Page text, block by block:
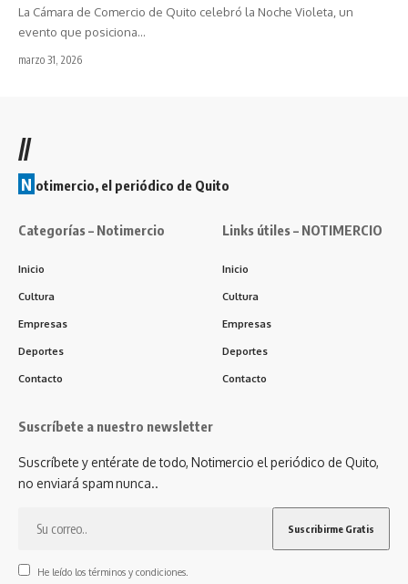
La Cámara de Comercio de Quito celebró la Noche Violeta, un
evento que posiciona…
marzo 31, 2026
//
N otimercio, el periódico de Quito
Categorías – Notimercio
Inicio
Cultura
Empresas
Deportes
Contacto
Links útiles – NOTIMERCIO
Inicio
Cultura
Empresas
Deportes
Contacto
Suscríbete a nuestro newsletter
Suscríbete y entérate de todo, Notimercio el periódico de Quito,
no enviará spam nunca..
He leído los términos y condiciones.